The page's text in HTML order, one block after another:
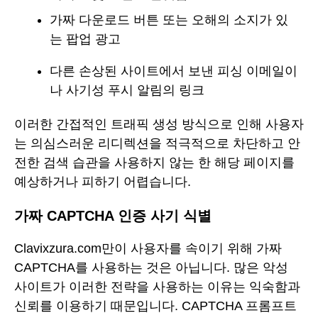
가짜 다운로드 버튼 또는 오해의 소지가 있
는 팝업 광고
다른 손상된 사이트에서 보낸 피싱 이메일이
나 사기성 푸시 알림의 링크
이러한 간접적인 트래픽 생성 방식으로 인해 사용자
는 의심스러운 리디렉션을 적극적으로 차단하고 안
전한 검색 습관을 사용하지 않는 한 해당 페이지를
예상하거나 피하기 어렵습니다.
가짜 CAPTCHA 인증 사기 식별
Clavixzura.com만이 사용자를 속이기 위해 가짜
CAPTCHA를 사용하는 것은 아닙니다. 많은 악성
사이트가 이러한 전략을 사용하는 이유는 익숙함과
신뢰를 이용하기 때문입니다. CAPTCHA 프롬프트